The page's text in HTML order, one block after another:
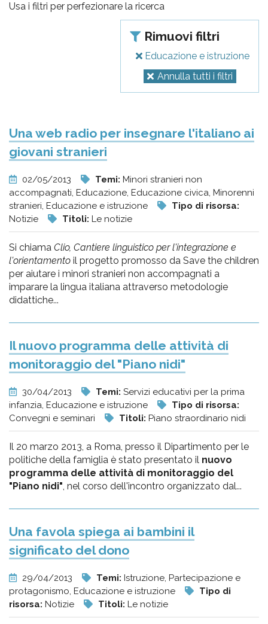
Usa i filtri per perfezionare la ricerca
Rimuovi filtri
Educazione e istruzione
Annulla tutti i filtri
Una web radio per insegnare l'italiano ai
giovani stranieri
02/05/2013 Temi: Minori stranieri non
accompagnati, Educazione, Educazione civica, Minorenni
stranieri, Educazione e istruzione
Tipo di risorsa:
Notizie
Titoli: Le notizie
Si chiama Clio, Cantiere linguistico per l'integrazione e
l'orientamento il progetto promosso da Save the children
per aiutare i minori stranieri non accompagnati a
imparare la lingua italiana attraverso metodologie
didattiche...
Il nuovo programma delle attività di
monitoraggio del "Piano nidi"
30/04/2013 Temi: Servizi educativi per la prima
infanzia, Educazione e istruzione
Tipo di risorsa:
Convegni e seminari
Titoli: Piano straordinario nidi
Il 20 marzo 2013, a Roma, presso il Dipartimento per le
politiche della famiglia è stato presentato il nuovo
programma delle attività di monitoraggio del
"Piano nidi", nel corso dell'incontro organizzato dal...
Una favola spiega ai bambini il
significato del dono
29/04/2013 Temi: Istruzione, Partecipazione e
protagonismo, Educazione e istruzione
Tipo di
risorsa: Notizie Titoli: Le notizie